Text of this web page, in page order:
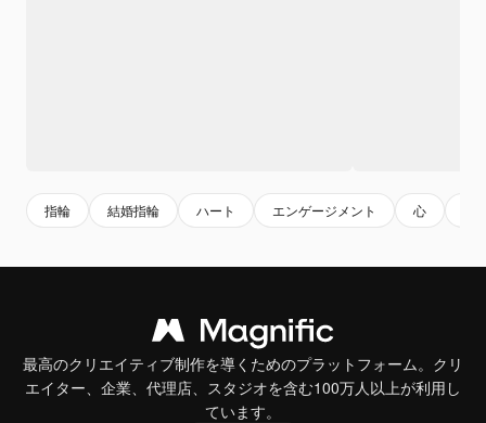
指輪 結婚指輪 ハート エンゲージメント 心
最高のクリエイティブ制作を導くためのプラットフォーム。クリ
エイター、企業、代理店、スタジオを含む100万人以上が利用し
ています。